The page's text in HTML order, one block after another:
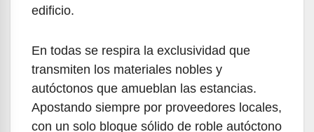
edificio.
En todas se respira la exclusividad que
transmiten los materiales nobles y
autóctonos que amueblan las estancias.
Apostando siempre por proveedores locales,
con un solo bloque sólido de roble autóctono